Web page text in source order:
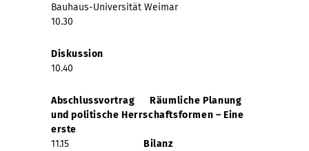
Bauhaus-Universität Weimar
10.30
Diskussion
10.40
Abschlussvortrag Räumliche Planung
und politische Herrschaftsformen –Eine
erste
11.15
Bilanz